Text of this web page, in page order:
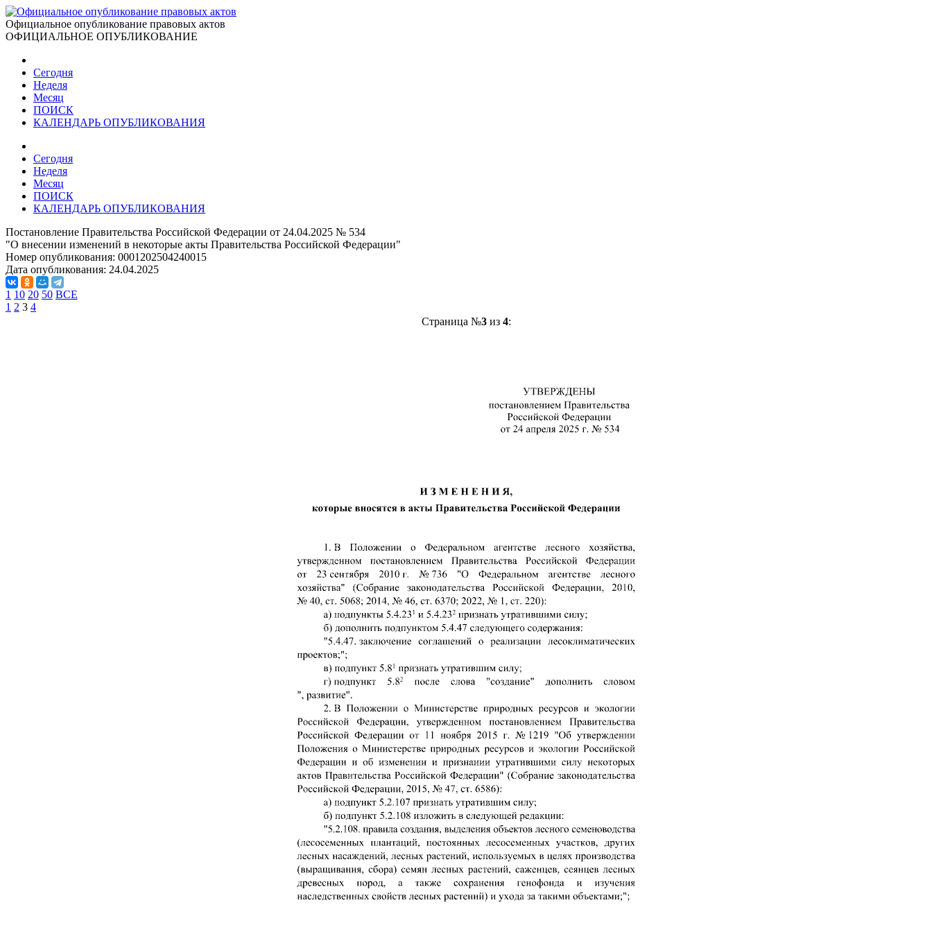
Официальное опубликование правовых актов
ОФИЦИАЛЬНОЕ ОПУБЛИКОВАНИЕ
Сегодня
Неделя
Месяц
ПОИСК
КАЛЕНДАРЬ ОПУБЛИКОВАНИЯ
Сегодня
Неделя
Месяц
ПОИСК
КАЛЕНДАРЬ ОПУБЛИКОВАНИЯ
Постановление Правительства Российской Федерации от 24.04.2025 № 534
"О внесении изменений в некоторые акты Правительства Российской Федерации"
Номер опубликования: 0001202504240015
Дата опубликования: 24.04.2025
1 10 20 50 ВСЕ
1 2 3 4
Страница №3из 4: